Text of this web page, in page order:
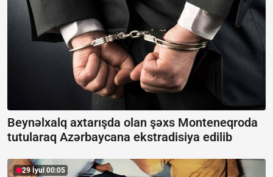
Beynəlxalq axtarışda olan şəxs Monteneqroda
tutularaq Azərbaycana ekstradisiya edilib
29 İyul 00:05